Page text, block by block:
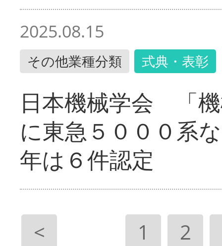
2025.08.15
その他業種分類 式典・表彰
日本機械学会 「
に東急５０００系
年は６件認定
< 1 2